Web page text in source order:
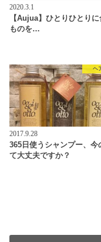
2020.3.1
【Aujua】ひとりひとりに
ものを…
ヘ
2017.9.28
365日使うシャンプー、今
て大丈夫ですか？